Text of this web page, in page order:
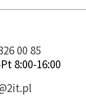
00 85
8:00-16:00